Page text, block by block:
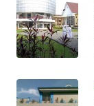
WN
KARO
WN